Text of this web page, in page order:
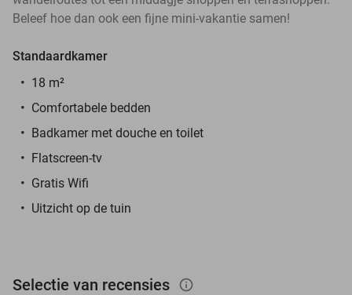
Beleef hoe dan ook een fijne mini-vakantie samen!
Standaardkamer
18 m²
Comfortabele bedden
Badkamer met douche en toilet
Flatscreen-tv
Gratis Wifi
Uitzicht op de tuin
Selectie van recensies info_outlined